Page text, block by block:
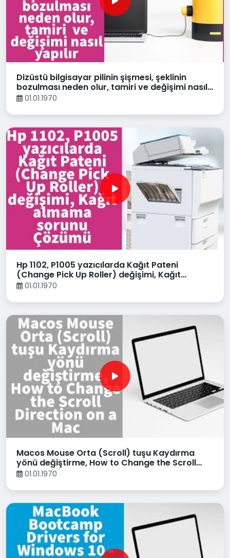
Dizüstü bilgisayar pilinin şişmesi, şeklinin
bozulması neden olur, tamiri ve değişimi nasıl
yapılır
01.01.1970
Hp 1102, P1005 yazıcılarda Kağıt Pateni
(Change Pick Up Roller) değişimi, Kağıt
almama sorunu Çözümü
01.01.1970
Macos Mouse Orta (Scroll) tuşu Kaydırma
yönü değiştirme, How to Change the Scroll
Direction on a Mac
01.01.1970